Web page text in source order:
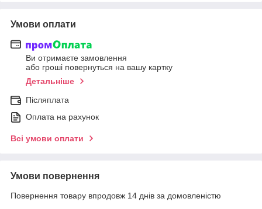
Умови оплати
Ви отримаєте замовлення
або гроші повернуться на вашу картку
Детальніше
Післяплата
Оплата на рахунок
Всі умови оплати
Умови повернення
Повернення товару впродовж 14 днів за домовленістю